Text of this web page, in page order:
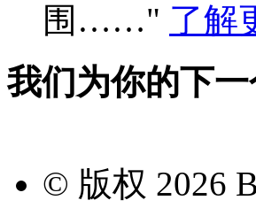
围……" 了解
我们为你的下
© 版权 2026